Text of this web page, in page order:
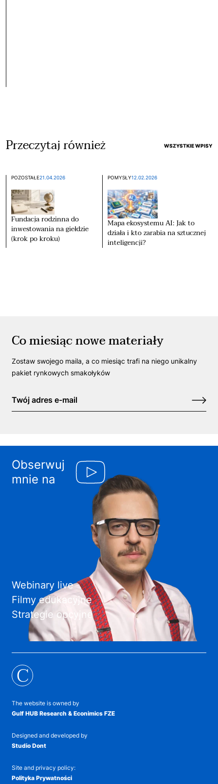
Przeczytaj również WSZYSTKIE WPISY
POZOSTAŁE21.04.2026
Fundacja rodzinna do
inwestowania na giełdzie
(krok po kroku)
POMYSŁY12.02.2026
Mapa ekosystemu AI: Jak to
działa i kto zarabia na sztucznej
inteligencji?
Co miesiąc nowe materiały
Zostaw swojego maila, a co miesiąc trafi na niego unikalny
pakiet rynkowych smakołyków
Obserwuj
mnie na
Webinary live
Filmy edukacyjne
Strategie opcyjne
C
The website is owned by
Gulf HUB Research & Econimics FZE
Designed and developed by
Studio Dont
Site and privacy policy:
Polityka Prywatności